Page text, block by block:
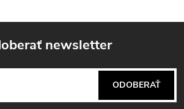
newsletter
ODOBERAŤ